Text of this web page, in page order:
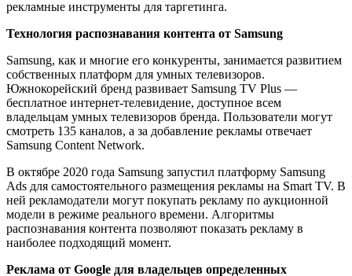
рекламные инструменты для таргетинга.
Технология распознавания контента от Samsung
Samsung, как и многие его конкуренты, занимается развитием
собственных платформ для умных телевизоров.
Южнокорейский бренд развивает Samsung TV Plus —
бесплатное интернет-телевидение, доступное всем
владельцам умных телевизоров бренда. Пользователи могут
смотреть 135 каналов, а за добавление рекламы отвечает
Samsung Content Network.
В октябре 2020 года Samsung запустил платформу Samsung
Ads для самостоятельного размещения рекламы на Smart TV. В
ней рекламодатели могут покупать рекламу по аукционной
модели в режиме реального времени. Алгоритмы
распознавания контента позволяют показать рекламу в
наиболее подходящий момент.
Реклама от Google для владельцев определенных